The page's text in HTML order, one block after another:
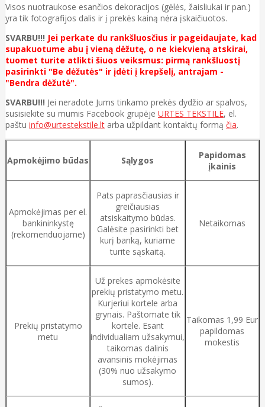
Visos nuotraukose esančios dekoracijos (gėlės, žaisliukai ir pan.)
yra tik fotografijos dalis ir į prekės kainą nėra įskaičiuotos.
SVARBU!!! Jei perkate du rankšluosčius ir pageidaujate, kad
supakuotume abu į vieną dėžutę, o ne kiekvieną atskirai,
tuomet turite atlikti šiuos veiksmus: pirmą rankšluostį
pasirinkti "Be dėžutės" ir įdėti į krepšelį, antrajam -
"Bendra dėžutė".
SVARBU!!! Jei neradote Jums tinkamo prekės dydžio ar spalvos,
susisiekite su mumis Facebook grupėje URTES TEKSTILE, el.
paštu info@urtestekstile.lt arba užpildant kontaktų formą čia.
Apmokėjimo būdas Sąlygos
Papidomas
įkainis
Apmokėjimas per el.
bankininkystę
(rekomenduojame)
Pats paprasčiausias ir
greičiausias
atsiskaitymo būdas.
Galėsite pasirinkti bet
kurį banką, kuriame
turite sąskaitą.
Netaikomas
Prekių pristatymo
metu
Už prekes apmokėsite
prekių pristatymo metu.
Kurjeriui kortele arba
grynais. Paštomate tik
kortele. Esant
individualiam užsakymui,
taikomas dalinis
avansinis mokėjimas
(30% nuo užsakymo
sumos).
Taikomas 1,99 Eur
papildomas
mokestis